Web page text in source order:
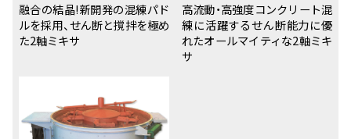
融合の結晶!新開発の混練パド
ルを採用、せん断と撹拌を極め
た2軸ミキサ
高流動・高強度コンクリート混
練に活躍するせん断能力に優
れたオールマイティな2軸ミキ
サ